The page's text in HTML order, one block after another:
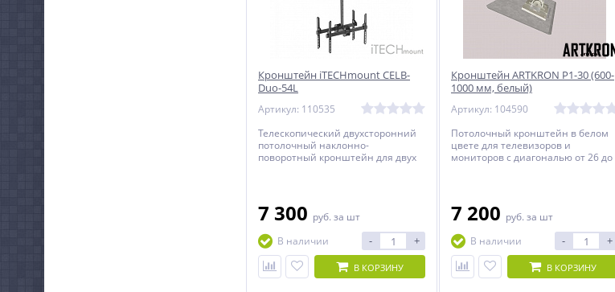
Кронштейн iTECHmount CELB-
Duo-54L
Артикул: 110535
Телескопический двухсторонний
потолочный наклонно-
поворотный кронштейн для двух
7 300 руб. за шт
В наличии
- +
В КОРЗИНУ
Кронштейн ARTKRON​ P1-30 (600-
1000 мм, белый)
Артикул: 104590
Потолочный кронштейн в белом
цвете для телевизоров и
мониторов с диагональю от 26 до
7 200 руб. за шт
В наличии
- +
В КОРЗИНУ